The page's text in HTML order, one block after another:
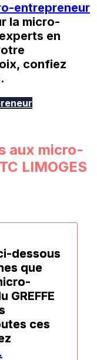
entrepreneur
la micro-
en
confiez
aux micro-
LIMOGES
dessous
que
GREFFE
ces